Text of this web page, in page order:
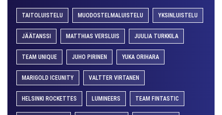
TAITOLUISTELU MUODOSTELMALUISTELU YKSINLUISTELU
JÄÄTANSSI MATTHIAS VERSLUIS JUULIA TURKKILA
TEAM UNIQUE JUHO PIRINEN YUKA ORIHARA
MARIGOLD ICEUNITY VALTTER VIRTANEN
HELSINKI ROCKETTES LUMINEERS TEAM FINTASTIC